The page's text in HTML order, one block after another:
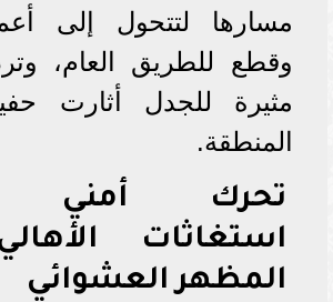
مسارها لتتحول إلى
وقطع للطريق العام،
مثيرة للجدل أثارت
المنطقة.
تحرك أمني
استغاثات
المظهر العشوائي